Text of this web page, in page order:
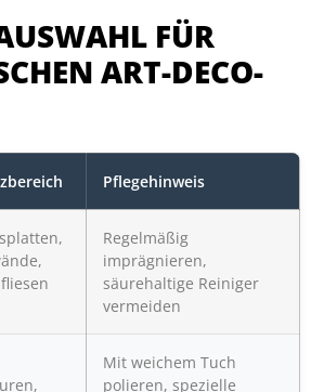
FÜR
ART-DECO-
Pflegehinweis
Regelmäßig
imprägnieren,
säurehaltige Reiniger
vermeiden
Mit weichem Tuch
polieren, spezielle